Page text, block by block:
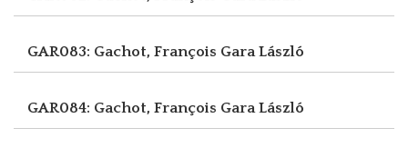
GAR083: Gachot, François Gara László
GAR084: Gachot, François Gara László